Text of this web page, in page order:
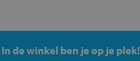
In de winkel ben je op je plek!